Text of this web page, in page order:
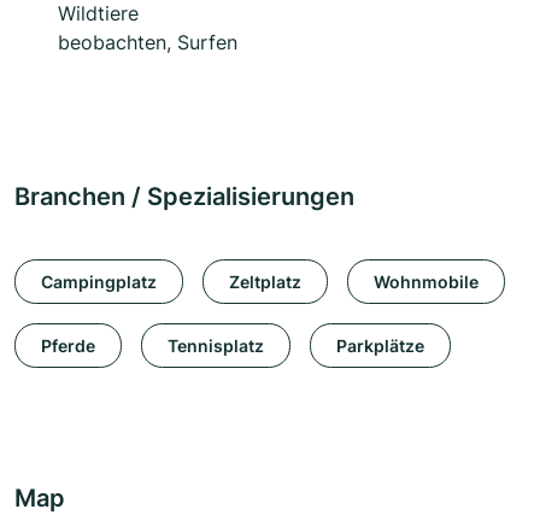
Wildtiere
beobachten, Surfen
Branchen / Spezialisierungen
Campingplatz Zeltplatz Wohnmobile
Pferde Tennisplatz Parkplätze
Map